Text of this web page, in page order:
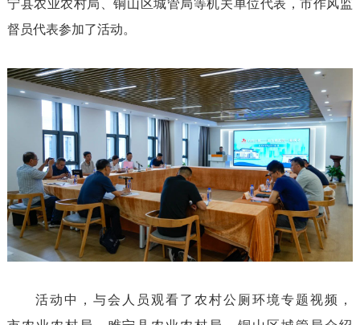
宁县农业农村局、铜山区城管局等机关单位代表，市作风监
督员代表参加了活动。
活动中，与会人员观看了农村公厕环境专题视频，